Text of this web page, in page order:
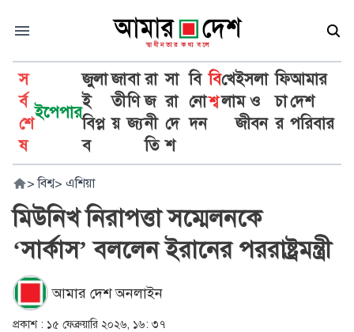
স
র্ব
শে
ষ
ইপেপার
জুলা
ই
বিপ্ল
ব
জা
তী
য়
বা
ণি
জ্য
রা
জ
নী
তি
সা
রা
দে
শ
বি
নো
দন
বি
শ্ব
খে
লা
ইসলা
ম ও
জীবন
ফি
চা
র
আমার
দেশ
পরিবার
> বিশ্ব> এশিয়া
মিউনিখ নিরাপত্তা সম্মেলনকে
‘সার্কাস’ বললেন ইরানের পররাষ্ট্রমন্ত্রী
আমার দেশ অনলাইন
প্রকাশ : ১৫ ফেব্রুয়ারি ২০২৬, ১৬: ৩৭